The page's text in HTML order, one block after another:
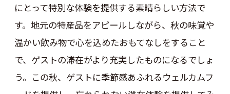
にとって特別な体験を提供する素晴らしい方法で
す。地元の特産品をアピールしながら、秋の味覚や
温かい飲み物で心を込めたおもてなしをすること
で、ゲストの滞在がより充実したものになるでしょ
う。この秋、ゲストに季節感あふれるウェルカムフ